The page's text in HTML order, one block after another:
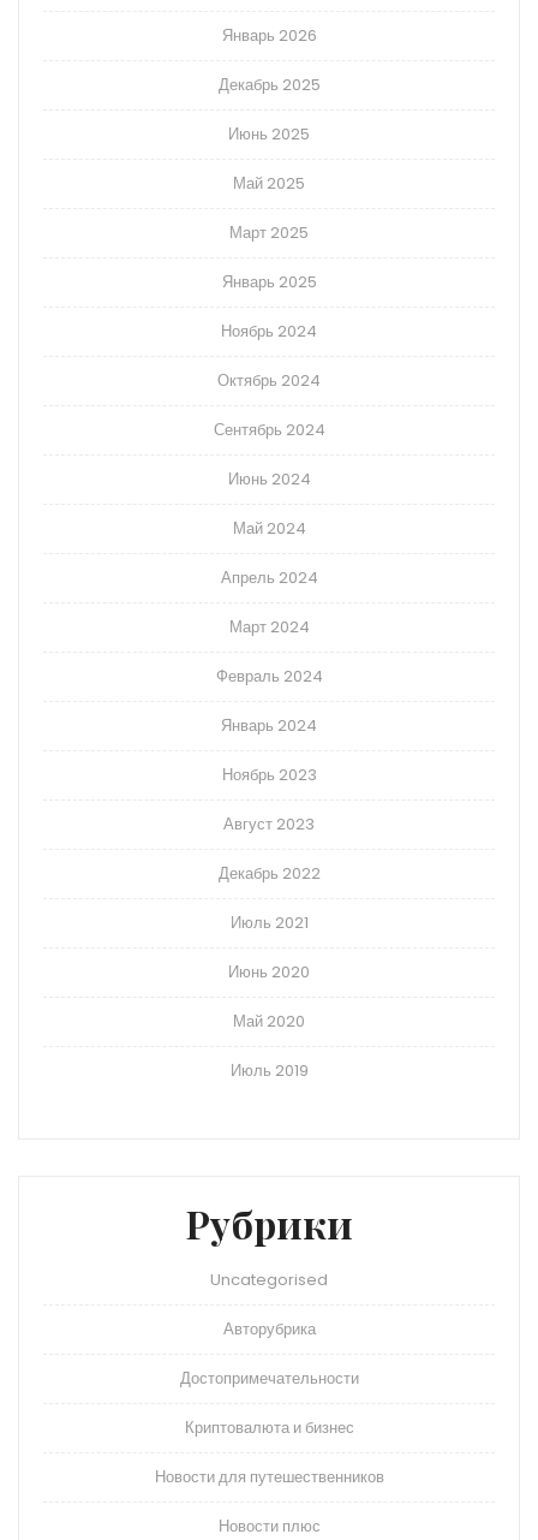
Январь 2026
Декабрь 2025
Июнь 2025
Май 2025
Март 2025
Январь 2025
Ноябрь 2024
Октябрь 2024
Сентябрь 2024
Июнь 2024
Май 2024
Апрель 2024
Март 2024
Февраль 2024
Январь 2024
Ноябрь 2023
Август 2023
Декабрь 2022
Июль 2021
Июнь 2020
Май 2020
Июль 2019
Рубрики
Uncategorised
Авторубрика
Достопримечательности
Криптовалюта и бизнес
Новости для путешественников
Новости плюс